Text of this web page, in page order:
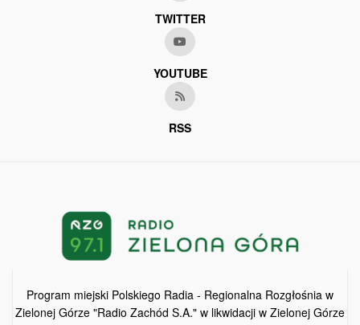
TWITTER
YOUTUBE
RSS
Program miejski Polskiego Radia - Regionalna Rozgłośnia w
Zielonej Górze "Radio Zachód S.A." w likwidacji w Zielonej Górze